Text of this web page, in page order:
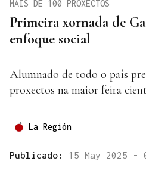
Primeira xornada de
enfoque social
MÁIS DE 100 PROXECTOS
Alumnado de todo o país
proxectos na maior feira
La Región
Publicado: 15 May 2025 -